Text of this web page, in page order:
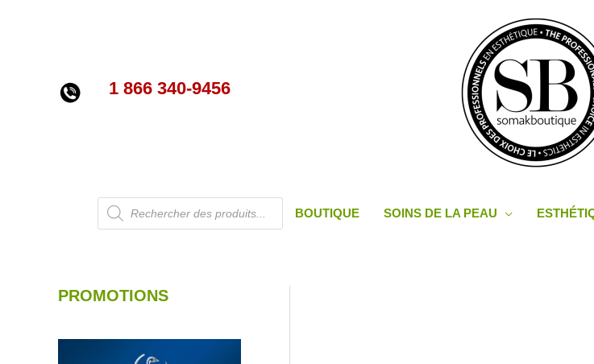
1 866 340-9456
Recherche
de
produits
BOUTIQUE SOINS DE LA PEAU
PROMOTIONS